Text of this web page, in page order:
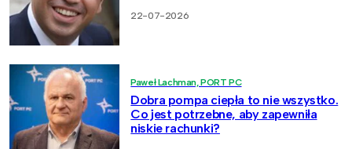
22-07-2026
Paweł Lachman, PORT PC
Dobra pompa ciepła to nie wszystko.
Co jest potrzebne, aby zapewniła
niskie rachunki?